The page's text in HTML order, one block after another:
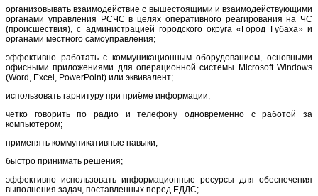
организовывать взаимодействие с вышестоящими и взаимодействующими
органами управления РСЧС в целях оперативного реагирования на ЧС
(происшествия), с администрацией городского округа «Город Губаха» и
органами местного самоуправления;
эффективно работать с коммуникационным оборудованием, основными
офисными приложениями для операционной системы Microsoft Windows
(Word, Excel, PowerPoint) или эквивалент;
использовать гарнитуру при приёме информации;
четко говорить по радио и телефону одновременно с работой за
компьютером;
применять коммуникативные навыки;
быстро принимать решения;
эффективно использовать информационные ресурсы для обеспечения
выполнения задач, поставленных перед ЕДДС;